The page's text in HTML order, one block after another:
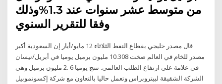
من متوسط عشر سنوات عند 1.3%وذلك
قال مصدر خليجي بقطاع النفط الثلاثاء 12 مايو/أيار إن السعودية أكبر
مصدر للخام في العالم ضخت 10.308 مليون برميل يوميا في أبريل/نيسان
في علامة على ارتفاع الطلب العالمي. تنتج يوميا 6 .2 مليون برميل وهي
الشركة الشقيقة لبيتروبراس وتعمل حاليا بالتعاون مع شركة إكسونموبيل